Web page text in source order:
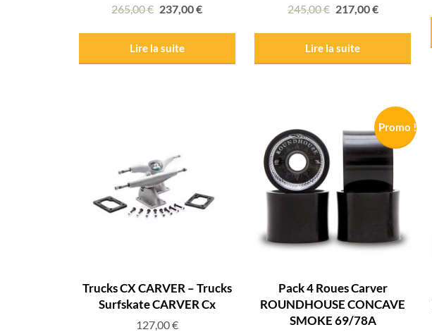
265,00€ 237,00€
Lire la suite
245,00€ 217,00€
Lire la suite
Trucks CX CARVER – Trucks
Surfskate CARVER Cx
127,00€
Promo !
Pack 4 Roues Carver
ROUNDHOUSE CONCAVE
SMOKE 69/78A